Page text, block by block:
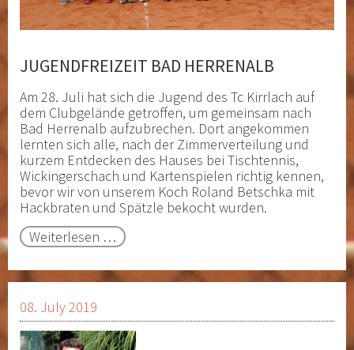
JUGENDFREIZEIT BAD HERRENALB
Am 28. Juli hat sich die Jugend des Tc Kirrlach auf
dem Clubgelände getroffen, um gemeinsam nach
Bad Herrenalb aufzubrechen. Dort angekommen
lernten sich alle, nach der Zimmerverteilung und
kurzem Entdecken des Hauses bei Tischtennis,
Wickingerschach und Kartenspielen richtig kennen,
bevor wir von unserem Koch Roland Betschka mit
Hackbraten und Spätzle bekocht wurden.
Weiterlesen … Jugendfreizeit
Herrenalb
08. July 2019